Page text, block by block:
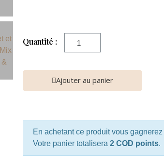
Quantité :
Ajouter au panier
En achetant ce produit vous gagnerez
Votre panier totalisera 2 COD points.